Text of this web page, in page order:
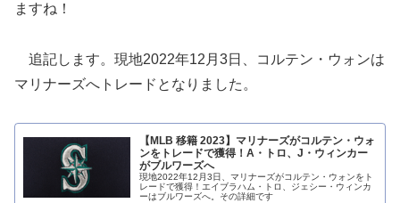
ますね！
追記します。現地2022年12月3日、コルテン・ウォンは
マリナーズへトレードとなりました。
【MLB 移籍 2023】マリナーズがコルテン・ウォ
ンをトレードで獲得！A・トロ、J・ウィンカー
がブルワーズへ
現地2022年12月3日、マリナーズがコルテン・ウォンをト
レードで獲得！エイブラハム・トロ、ジェシー・ウィンカ
ーはブルワーズへ。その詳細です